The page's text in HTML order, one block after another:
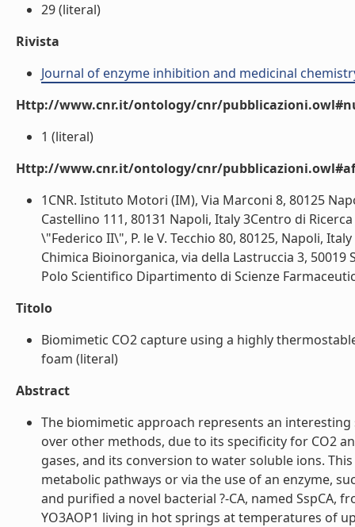
29 (literal)
Rivista
Journal of enzyme inhibition and medicinal
Http://www.cnr.it/ontology/cnr/
1 (literal)
Http://www.cnr.it/ontology/cnr/
1CNR. Istituto Motori (IM), Via Marconi 8, 80125
Castellino 111, 80131 Napoli, Italy 3Centro di
\"Federico II\", P. le V. Tecchio 80, 80125, Napoli,
Chimica Bioinorganica, via della Lastruccia 3,
Polo Scientifico Dipartimento di Scienze
Titolo
Biomimetic CO2 capture using a highly
foam (literal)
Abstract
The biomimetic approach represents an
over other methods, due to its specificity for CO2
gases, and its conversion to water soluble ions.
metabolic pathways or via the use of an enzyme,
and purified a novel bacterial ?-CA, named
YO3AOP1 living in hot springs at temperatures of